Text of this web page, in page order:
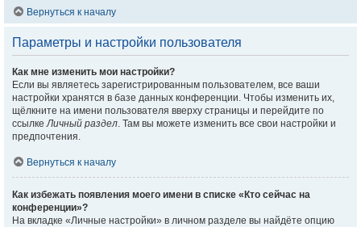
Вернуться к началу
Параметры и настройки пользователя
Как мне изменить мои настройки?
Если вы являетесь зарегистрированным пользователем, все ваши
настройки хранятся в базе данных конференции. Чтобы изменить их,
щёлкните на имени пользователя вверху страницы и перейдите по
ссылкеЛичный раздел. Там вы можете изменить все свои настройки и
предпочтения.
Вернуться к началу
Как избежать появления моего имени в списке «Кто сейчас на
конференции»?
На вкладке «Личные настройки» в личном разделе вы найдёте опцию